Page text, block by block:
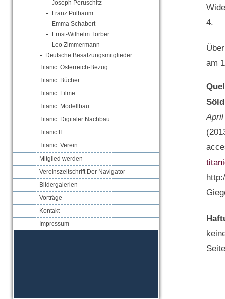
Joseph Peruschitz
Franz Pulbaum
Emma Schabert
Ernst-Wilhelm Törber
Leo Zimmermann
Deutsche Besatzungsmitglieder
Titanic: Österreich-Bezug
Titanic: Bücher
Titanic: Filme
Titanic: Modellbau
Titanic: Digitaler Nachbau
Titanic II
Titanic: Verein
Mitglied werden
Vereinszeitschrift Der Navigator
Bildergalerien
Vorträge
Kontakt
Impressum
4.
am
April